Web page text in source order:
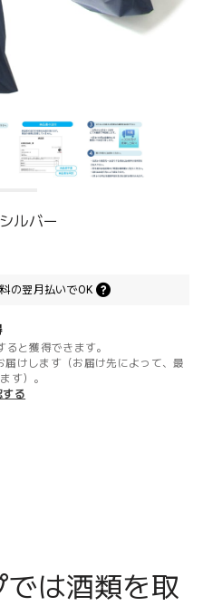
ルバー
の翌月払いでOK
ると獲得できます。
けします（お届け先によって、最
す）。
する
では酒類を取